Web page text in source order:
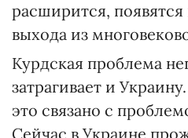
расширится,
выхода из
Курдская проблема
затрагивает и
это связано с
Сейчас в Украине